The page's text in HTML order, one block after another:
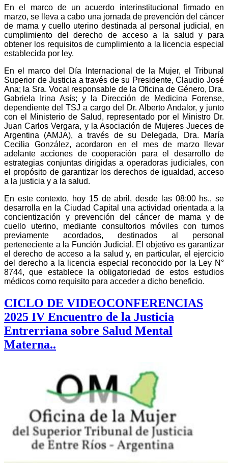
En el marco de un acuerdo interinstitucional firmado en
marzo, se lleva a cabo una jornada de prevención del cáncer
de mama y cuello uterino destinada al personal judicial, en
cumplimiento del derecho de acceso a la salud y para
obtener los requisitos de cumplimiento a la licencia especial
establecida por ley.
En el marco del Día Internacional de la Mujer, el Tribunal
Superior de Justicia a través de su Presidente, Claudio José
Ana; la Sra. Vocal responsable de la Oficina de Género, Dra.
Gabriela Irina Asís; y la Dirección de Medicina Forense,
dependiente del TSJ a cargo del Dr. Alberto Andalor, y junto
con el Ministerio de Salud, representado por el Ministro Dr.
Juan Carlos Vergara, y la Asociación de Mujeres Jueces de
Argentina (AMJA), a través de su Delegada, Dra. María
Cecilia González, acordaron en el mes de marzo llevar
adelante acciones de cooperación para el desarrollo de
estrategias conjuntas dirigidas a operadoras judiciales, con
el propósito de garantizar los derechos de igualdad, acceso
a la justicia y a la salud.
En este contexto, hoy 15 de abril, desde las 08:00 hs., se
desarrolla en la Ciudad Capital una actividad orientada a la
concientización y prevención del cáncer de mama y de
cuello uterino, mediante consultorios móviles con turnos
previamente acordados, destinados al personal
perteneciente a la Función Judicial. El objetivo es garantizar
el derecho de acceso a la salud y, en particular, el ejercicio
del derecho a la licencia especial reconocido por la Ley N°
8744, que establece la obligatoriedad de estos estudios
médicos como requisito para acceder a dicho beneficio.
CICLO DE VIDEOCONFERENCIAS
2025 IV Encuentro de la Justicia
Entrerriana sobre Salud Mental
Materna..